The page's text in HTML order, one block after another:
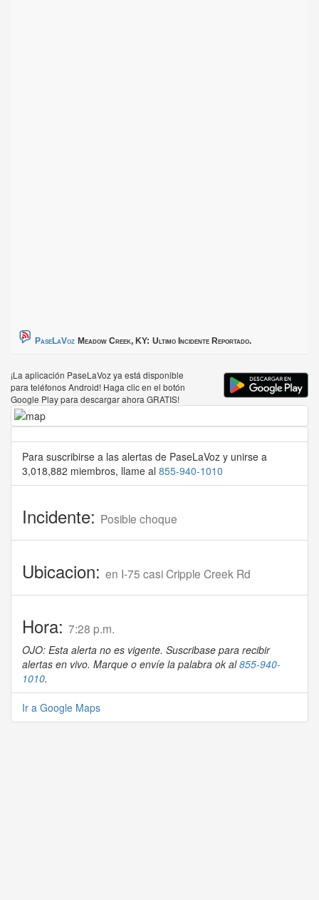
PaseLaVoz Meadow Creek, KY: Ultimo Incidente Reportado.
¡La aplicación PaseLaVoz ya está disponible
para teléfonos Android! Haga clic en el botón
Google Play para descargar ahora GRATIS!
Para suscribirse a las alertas de PaseLaVoz y unirse a
3,018,882 miembros, llame al 855-940-1010
Incidente: Posible choque
Ubicacion: en I-75 casi Cripple Creek Rd
Hora: 7:28 p.m.
OJO: Esta alerta no es vigente. Suscribase para recibir
alertas en vivo. Marque o envíe la palabra ok al855-940-
1010.
Ir a Google Maps